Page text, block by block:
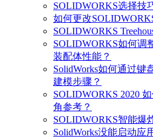
SOLIDWORKS选择技
如何更改
SOLIDWORKS
SOLIDWORKS如何调
装配体性能？
SolidWorks如何通过键
建模步骤？
SOLIDWORKS 2020
角参考？
SOLIDWORKS智能爆
SolidWorks没能启动应